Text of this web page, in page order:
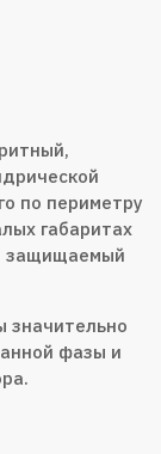
по периметру
габаритах
защищаемый
значительно
фазы и